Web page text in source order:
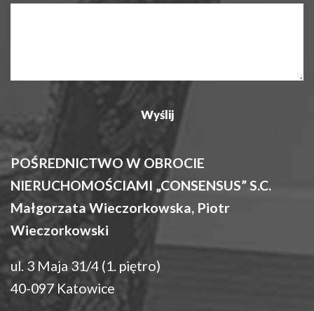
POŚREDNICTWO W OBROCIE
NIERUCHOMOŚCIAMI „CONSENSUS” S.C.
Małgorzata Wieczorkowska, Piotr
Wieczorkowski
ul. 3 Maja 31/4 (1. piętro)
40-097 Katowice